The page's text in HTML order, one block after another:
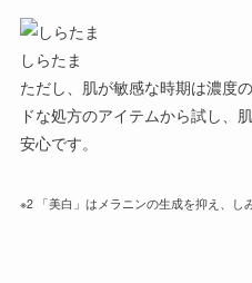
しらたま
ただし、肌が敏感な時期は濃度
ドな処方のアイテムから試し、
安心です。
※2 「美白」はメラニンの生成を抑え、し